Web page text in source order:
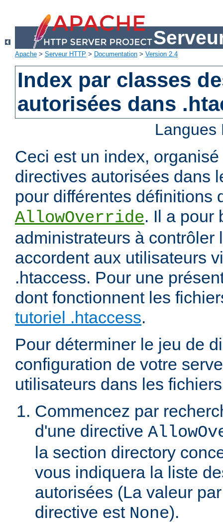
Apache > Serveur HTTP > Documentation > Version 2.4
Index par classes
autorisées dans
Ceci est un index,
directives autorisées dans
pour différentes définitions
AllowOverride. Il a pour
administrateurs à contrôler
accordent aux utilisateurs
.htaccess. Pour une
dont fonctionnent les
tutoriel .htaccess.
Pour déterminer le jeu de
configuration de votre
utilisateurs dans les
Commencez par
d'une directive
la section directory
vous indiquera la liste
autorisées (La valeur
directive est None).